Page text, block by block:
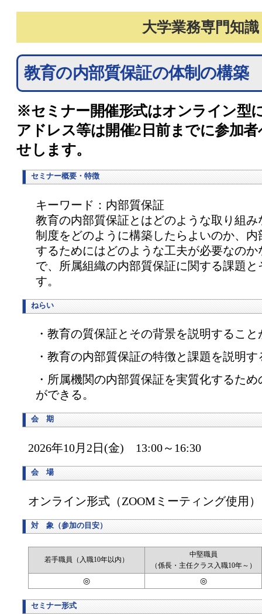
大学業務専門知識
教育の内部質保証の体制の構築
※セミナー開催形式はオンライン型
アドレス等は開催2日前までに参加
せします。
セミナー概要・特徴
キーワード：内部質保証
教育の内部質保証とはどのような取り組
制度をどのように構築したらよいのか、
するためにはどのような工夫が必要なの
で、所属組織の内部質保証に関する課題
す。
ねらい
・教育の質保証とその背景を説明するこ
・教育の内部質保証の特徴と課題を説明
・所属機関の内部質保証を実質化するた
ができる。
会 期
2026年10月2日(金) 13:00～16:30
会 場
オンライン形式（ZOOMミーティング使用）
対 象（参加の目安）
若手職員（入職10年以内）
中堅職員
（係長・主任クラス入職10年～）
◎ ◎
セミナー形式